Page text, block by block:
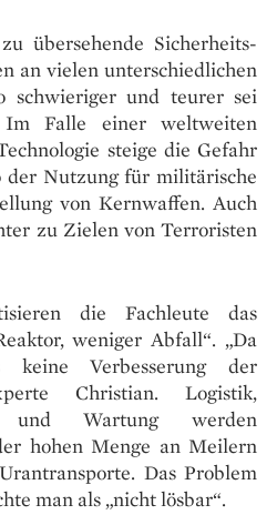
übersehende Sicherheits­
an vielen unterschiedlichen
schwieriger und teurer sei
Im Falle einer weltweiten
steige die Gefahr
Nutzung für militärische
von Kernwaffen. Auch
zu Zielen von Terroristen
die Fachleute das
weniger Abfall“. „Da
Verbesserung der
Christian. Logistik,
und Wartung werden
hohen Menge an Meilern
Das Problem
man als „nicht lösbar“.